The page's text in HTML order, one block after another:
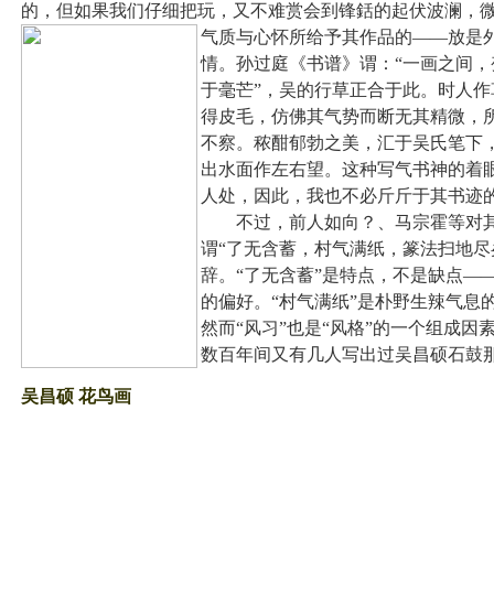
的，但如果我们仔细把玩，又不难赏会到锋銛的起伏波澜，
气质与心怀所给予其作品的——放是
情。孙过庭《书谱》谓：“一画之间
于毫芒”，吴的行草正合于此。时人
得皮毛，仿佛其气势而断无其精微，
不察。秾酣郁勃之美，汇于吴氏笔下
出水面作左右望。这种写气书神的着
人处，因此，我也不必斤斤于其书迹
不过，前人如向？、马宗霍等对
谓“了无含蓄，村气满纸，篆法扫地
辞。“了无含蓄”是特点，不是缺点
的偏好。“村气满纸”是朴野生辣气
然而“风习”也是“风格”的一个组成因
数百年间又有几人写出过吴昌硕石鼓
吴昌硕 花鸟画